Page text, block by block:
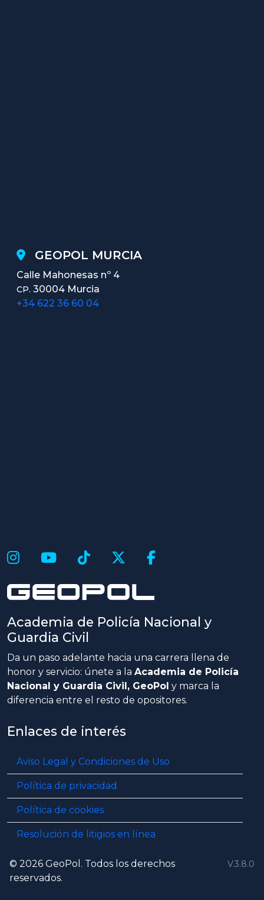
GEOPOL MURCIA
Calle Mahonesas nº 4
CP. 30004 Murcia
+34 622 36 60 04
Academia de Policía Nacional y
Guardia Civil
Da un paso adelante hacia una carrera llena de
honor y servicio: únete a la Academia de Policía
Nacional y Guardia Civil, GeoPol y marca la
diferencia entre el resto de opositores.
Enlaces de interés
Aviso Legal y Condiciones de Uso
Política de privacidad
Política de cookies
Resolución de litigios en línea
© 2026 GeoPol. Todos los derechos
reservados.
V.3.8.0